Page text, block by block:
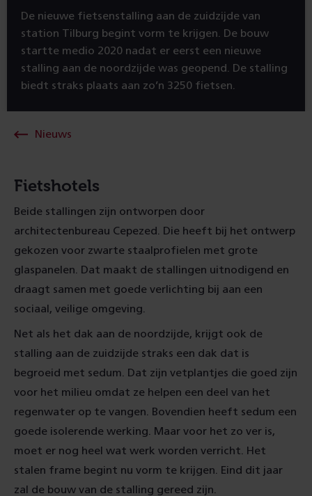
De nieuwe fietsenstalling aan de zuidzijde van
station Tilburg begint vorm te krijgen. De bouw
startte medio 2020 nadat er eerst een nieuwe
stalling aan de noordzijde was geopend. De stalling
biedt straks plaats aan zo’n 3250 fietsen.
Nieuws
Fietshotels
Beide stallingen zijn ontworpen door
architectenbureau Cepezed. Die heeft bij het ontwerp
gekozen voor zwarte staalprofielen met grote
glaspanelen. Dat maakt de stallingen uitnodigend en
draagt samen met goede verlichting bij aan een
sociaal, veilige omgeving.
Net als het dak aan de noordzijde, krijgt ook de
stalling aan de zuidzijde straks een dak dat is
begroeid met sedum. Dat zijn vetplantjes die goed zijn
voor het milieu omdat ze helpen een deel van het
regenwater op te vangen. Bovendien heeft sedum een
goede isolerende werking. Maar voor het zo ver is,
moet er nog heel wat werk worden verricht. Het
stalen frame begint nu vorm te krijgen. Eind dit jaar
zal de bouw van de stalling gereed zijn.